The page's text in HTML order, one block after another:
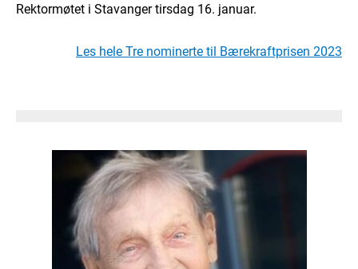
Rektormøtet i Stavanger tirsdag 16. januar.
Les hele Tre nominerte til Bærekraftprisen 2023